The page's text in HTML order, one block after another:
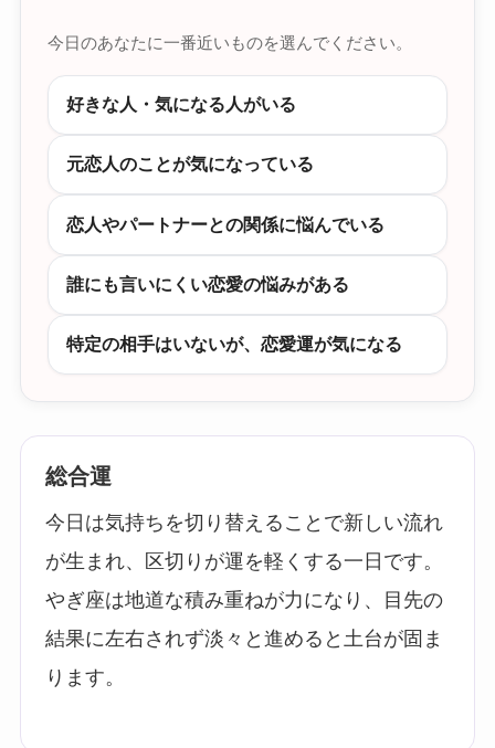
今日のあなたに一番近いものを選んでください。
好きな人・気になる人がいる
元恋人のことが気になっている
恋人やパートナーとの関係に悩んでいる
誰にも言いにくい恋愛の悩みがある
特定の相手はいないが、恋愛運が気になる
総合運
今日は気持ちを切り替えることで新しい流れ
が生まれ、区切りが運を軽くする一日です。
やぎ座は地道な積み重ねが力になり、目先の
結果に左右されず淡々と進めると土台が固ま
ります。